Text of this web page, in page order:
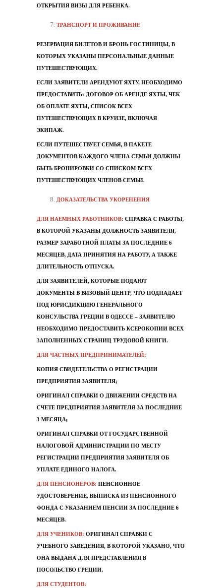
ОТКРЫТИЯ ВИЗЫ ДЛЯ РЕБЕНКА.
ТРАНСПОРТ И ПРОЖИВАНИЕ
РЕЗЕРВАЦИЯ БИЛЕТОВ И БРОНЬ ГОСТИНИЦЫ, В
КОТОРЫХ УКАЗАНЫ ПЕРСОНАЛЬНЫЕ ДАННЫЕ
ПУТЕШЕСТВУЮЩИХ.
ЕСЛИ ЗАЯВИТЕЛИ АРЕНДУЮТ ЯХТУ, НЕОБХОДИМО
ПРЕДОСТАВИТЬ: ДОГОВОР ОБ АРЕНДЕ ЯХТЫ, ЧЕК
ОБ ОПЛАТЕ ЯХТЫ, СПИСОК ВСЕХ
ПУТЕШЕСТВУЮЩИХ В КРУИЗЕ, ВКЛЮЧАЯ
ЭКИПАЖ.
ЕСЛИ ПУТЕШЕСТВУЕТ СЕМЬЯ, В ПАКЕТЕ
ДОКУМЕНТОВ КАЖДОГО ЧЛЕНА СЕМЬИ ДОЛЖНЫ
БЫТЬ БРОНИРОВКИ СО СПИСКОМ ВСЕХ
ПУТЕШЕСТВУЮЩИХ ЧЛЕНОВ СЕМЬИ.
ДОКАЗАТЕЛЬСТВА УКОРЕНЕНИЯ
ДЛЯ НАЕМНЫХ РАБОТНИКОВ: СПРАВКА С РАБОТЫ,
В КОТОРОЙ УКАЗАНЫ ДОЛЖНОСТЬ ЗАЯВИТЕЛЯ,
РАЗМЕР ЗАРАБОТНОЙ ПЛАТЫ ЗА ПОСЛЕДНИЕ 6
МЕСЯЦЕВ, ДАТА ПРИНЯТИЯ НА РАБОТУ, А ТАКЖЕ
ДЛИТЕЛЬНОСТЬ ОТПУСКА.
ДЛЯ ЗАЯВИТЕЛЕЙ, КОТОРЫЕ ПОДАЮТ
ДОКУМЕНТЫ В ВИЗОВЫЙ ЦЕНТР, ЧТО ПОДПАДАЕТ
ПОД ЮРИСДИКЦИЮ ГЕНЕРАЛЬНОГО
КОНСУЛЬСТВА ГРЕЦИИ В ОДЕССЕ – ЗАЯВИТЕЛЮ
НЕОБХОДИМО ПРЕДОСТАВИТЬ КСЕРОКОПИИ ВСЕХ
ЗАПОЛНЕННЫХ СТРАНИЦ ТРУДОВОЙ КНИГИ.
ДЛЯ ЧАСТНЫХ ПРЕДПРИНИМАТЕЛЕЙ:
КОПИЯ СВИДЕТЕЛЬСТВА О РЕГИСТРАЦИИ
ПРЕДПРИЯТИЯ ЗАЯВИТЕЛЯ;
ОРИГИНАЛ СПРАВКИ О ДВИЖЕНИИ СРЕДСТВ НА
СЧЕТЕ ПРЕДПРИЯТИЯ ЗАЯВИТЕЛЯ ЗА ПОСЛЕДНИЕ
3 МЕСЯЦА;
ОРИГИНАЛ СПРАВКИ ОТ ГОСУДАРСТВЕННОЙ
НАЛОГОВОЙ АДМИНИСТРАЦИИ ПО МЕСТУ
РЕГИСТРАЦИИ ПРЕДПРИЯТИЯ ЗАЯВИТЕЛЯ ОБ
УПЛАТЕ ЕДИНОГО НАЛОГА.
ДЛЯ ПЕНСИОНЕРОВ: ПЕНСИОННОЕ
УДОСТОВЕРЕНИЕ, ВЫПИСКА ИЗ ПЕНСИОННОГО
ФОНДА С УКАЗАНИЕМ ПЕНСИИ ЗА ПОСЛЕДНИЕ 6
МЕСЯЦЕВ.
ДЛЯ УЧЕНИКОВ: ОРИГИНАЛ СПРАВКИ С
УЧЕБНОГО ЗАВЕДЕНИЯ, В КОТОРОЙ УКАЗАНО, ЧТО
ОНА ВЫДАНА ДЛЯ ПРЕДСТАВЛЕНИЯ В
ПОСОЛЬСТВО ГРЕЦИИ.
ДЛЯ СТУДЕНТОВ: